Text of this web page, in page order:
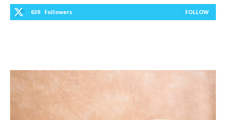
639 Followers FOLLOW